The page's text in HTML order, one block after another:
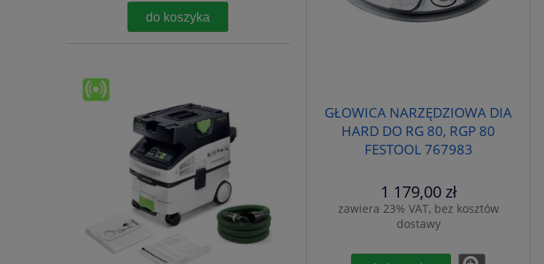
do koszyka
GŁOWICA NARZĘDZIOWA DIA
HARD DO RG 80, RGP 80
FESTOOL 767983
1 179,00 zł
zawiera 23% VAT, bez kosztów
dostawy